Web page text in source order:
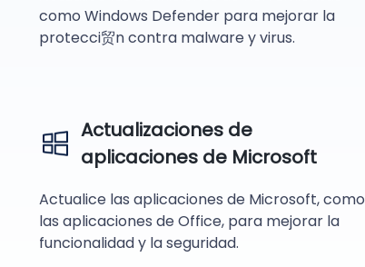
como Windows Defender para mejorar la
protecci贸n contra malware y virus.
Actualizaciones de
aplicaciones de Microsoft
Actualice las aplicaciones de Microsoft, como
las aplicaciones de Office, para mejorar la
funcionalidad y la seguridad.